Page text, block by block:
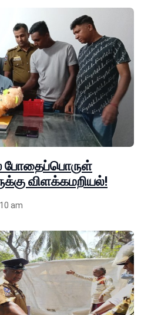
போதைப்பொருள்
விளக்கமறியல்!
am